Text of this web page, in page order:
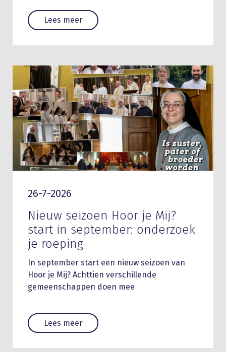
Lees meer
26-7-2026
Nieuw seizoen Hoor je Mij?
start in september: onderzoek
je roeping
In september start een nieuw seizoen van
Hoor je Mij? Achttien verschillende
gemeenschappen doen mee
Lees meer